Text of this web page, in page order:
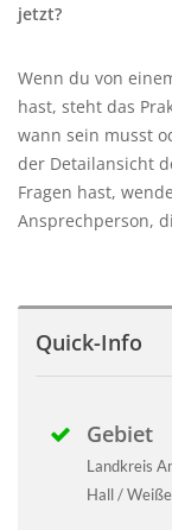
jetzt?
Wenn du von
hast, steht das
wann sein musst
der Detailansicht
Fragen hast,
Ansprechperson,
Quick-Info
Gebiet
Landkreis
Hall /